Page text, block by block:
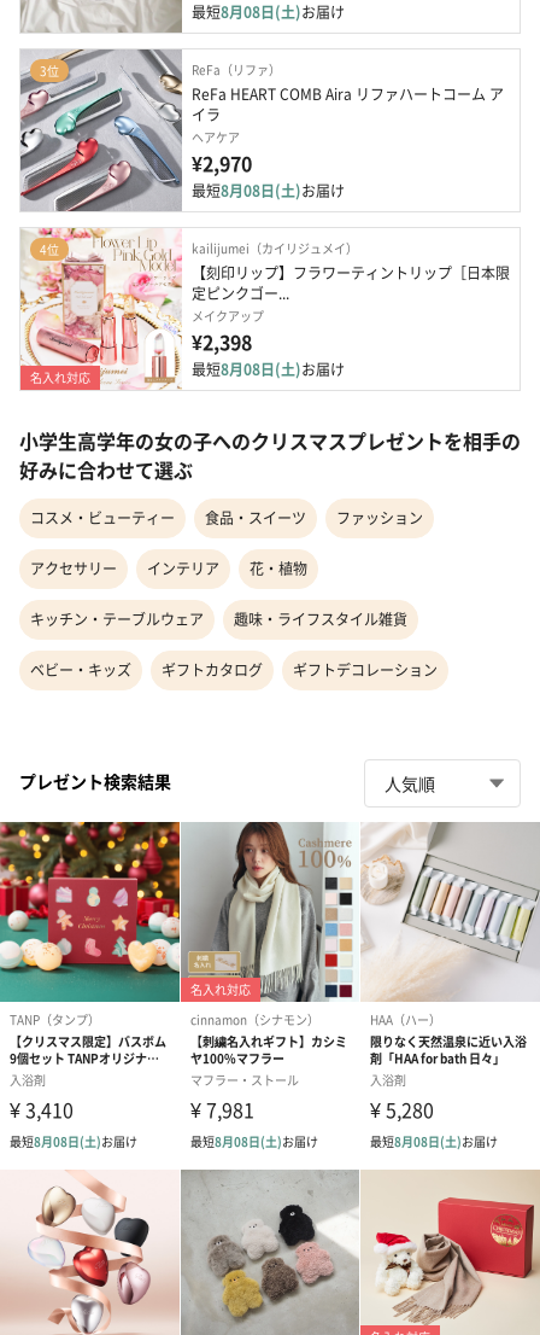
最短8月08日(土)お届け
3位 ReFa（リファ）
ReFa HEART COMB Aira リファハートコーム ア
イラ
ヘアケア
¥2,970
最短8月08日(土)お届け
4位
名入れ対応
kailijumei（カイリジュメイ）
【刻印リップ】フラワーティントリップ［日本限
定ピンクゴー...
メイクアップ
¥2,398
最短8月08日(土)お届け
小学生高学年の女の子へのクリスマスプレゼントを相手の
好みに合わせて選ぶ
コスメ・ビューティー 食品・スイーツ ファッション
アクセサリー インテリア 花・植物
キッチン・テーブルウェア 趣味・ライフスタイル雑貨
ベビー・キッズ ギフトカタログ ギフトデコレーション
プレゼント検索結果